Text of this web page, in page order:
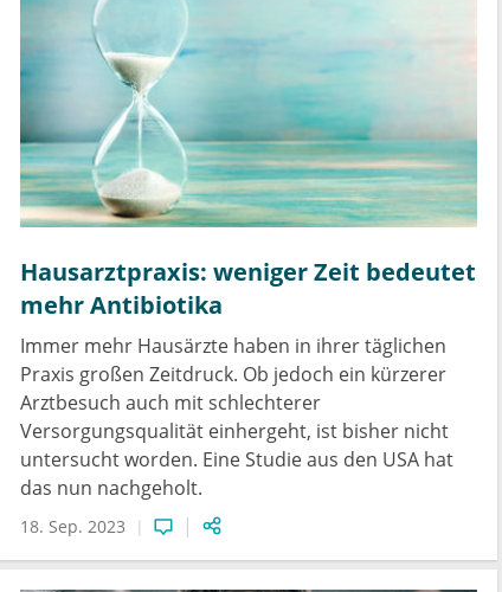
Hausarztpraxis: weniger Zeit bedeutet
mehr Antibiotika
Immer mehr Hausärzte haben in ihrer täglichen
Praxis großen Zeitdruck. Ob jedoch ein kürzerer
Arztbesuch auch mit schlechterer
Versorgungsqualität einhergeht, ist bisher nicht
untersucht worden. Eine Studie aus den USA hat
das nun nachgeholt.
18. Sep. 2023